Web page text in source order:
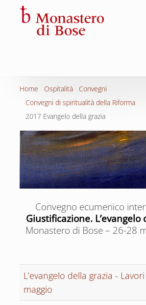
Home Ospitalità
Convegni
Convegni di spiritualità della Riforma
2017 Evangelo della grazia
Convegno ecumenico
Giustificazione. L’evangelo
Monastero di Bose – 26-28
L’evangelo della grazia -
maggio